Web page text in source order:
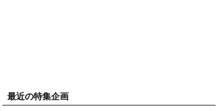
最近の特集企画